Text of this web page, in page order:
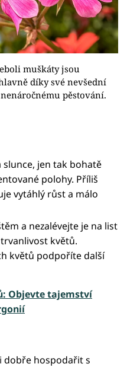
muškáty jsou
díky své nevšední
pěstování.
jen tak bohatě
polohy. Příliš
vytáhlý růst a málo
a nezalévejte je na list
květů.
květů podpoříte další
Objevte tajemství
dobře hospodařit s